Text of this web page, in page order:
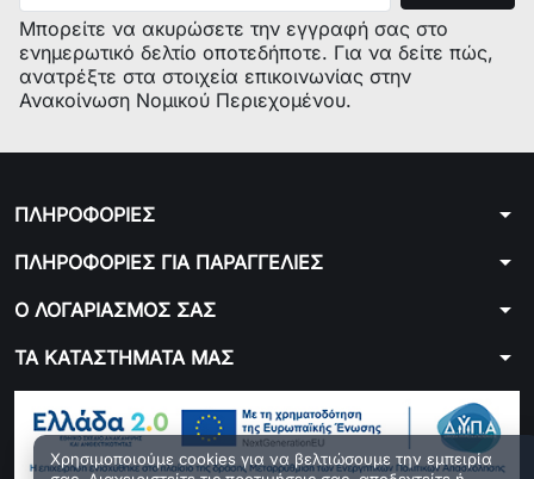
Μπορείτε να ακυρώσετε την εγγραφή σας στο
ενημερωτικό δελτίο οποτεδήποτε. Για να δείτε πώς,
ανατρέξτε στα στοιχεία επικοινωνίας στην
Ανακοίνωση Νομικού Περιεχομένου.
ΠΛΗΡΟΦΟΡΙΕΣ arrow_drop_down
ΠΛΗΡΟΦΟΡΙΕΣ ΓΙΑ ΠΑΡΑΓΓΕΛΙΕΣ arrow_drop_down
Ο ΛΟΓΑΡΙΑΣΜΟΣ ΣΑΣ arrow_drop_down
ΤΑ ΚΑΤΑΣΤΗΜΑΤΑ ΜΑΣ arrow_drop_down
Χρησιμοποιούμε cookies για να βελτιώσουμε την εμπειρία